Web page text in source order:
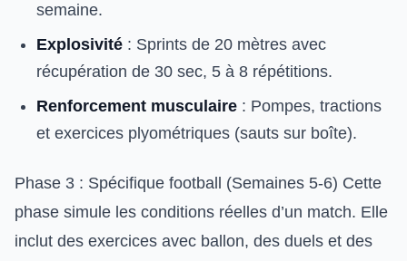
semaine.
Explosivité : Sprints de 20 mètres avec
récupération de 30 sec, 5 à 8 répétitions.
Renforcement musculaire : Pompes, tractions
et exercices plyométriques (sauts sur boîte).
Phase 3 : Spécifique football (Semaines 5-6) Cette
phase simule les conditions réelles d’un match. Elle
inclut des exercices avec ballon, des duels et des